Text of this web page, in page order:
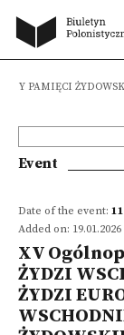
PAMIĘCI
Event
Date of the event:
Added on: 19.01.2026
XV
ŻYDZI
ŻYDZI